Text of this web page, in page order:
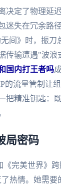
决定了物理延
迷失在冗余路
间》时，振刀
输遭遇"波浪
国内打王者吗
的流量管制让
把精准钥匙：
局密码
《完美世界》
热情。她需要